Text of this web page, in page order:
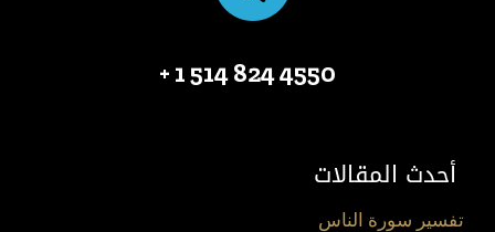
4550 824 514 1 +
أحدث المقالات
تفسير سورة الناس